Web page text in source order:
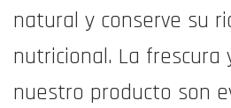
natural y conserve su
nutricional. La frescura
nuestro producto son